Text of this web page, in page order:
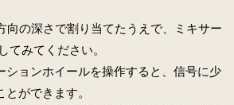
向の深さで割り当てたうえで、ミキサー
てみてください。
ションホイールを操作すると、信号に少
ができます。